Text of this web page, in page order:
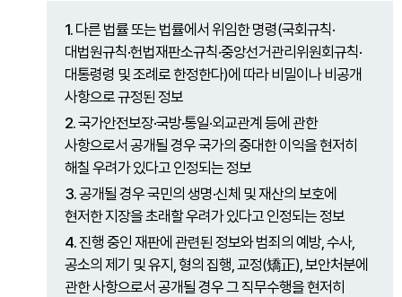
1. 다른 법률 또는 법률에서 위임한 명령(국회규칙·
대법원규칙·헌법재판소규칙·중앙선거관리위원회규칙·
대통령령 및 조례로 한정한다)에 따라 비밀이나 비공개
사항으로 규정된 정보
2.국가안전보장·국방·통일·외교관계 등에 관한
사항으로서 공개될 경우 국가의 중대한 이익을 현저히
해칠 우려가 있다고 인정되는 정보
3.공개될 경우 국민의 생명·신체 및 재산의 보호에
현저한 지장을 초래할 우려가 있다고 인정되는 정보
4.진행 중인 재판에 관련된 정보와 범죄의 예방, 수사,
공소의 제기 및 유지, 형의 집행, 교정(矯正), 보안처분에
관한 사항으로서 공개될 경우 그 직무수행을 현저히